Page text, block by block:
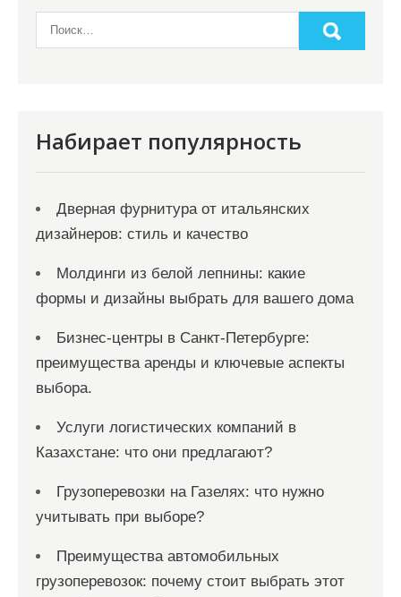
Набирает популярность
Дверная фурнитура от итальянских
дизайнеров: стиль и качество
Молдинги из белой лепнины: какие
формы и дизайны выбрать для вашего дома
Бизнес-центры в Санкт-Петербурге:
преимущества аренды и ключевые аспекты
выбора.
Услуги логистических компаний в
Казахстане: что они предлагают?
Грузоперевозки на Газелях: что нужно
учитывать при выборе?
Преимущества автомобильных
грузоперевозок: почему стоит выбрать этот